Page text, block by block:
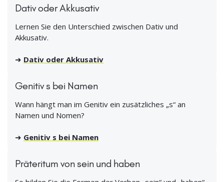
Dativ oder Akkusativ
Lernen Sie den Unterschied zwischen Dativ und
Akkusativ.
➜ Dativ oder Akkusativ
Genitiv s bei Namen
Wann hängt man im Genitiv ein zusätzliches „s“ an
Namen und Nomen?
➜ Genitiv s bei Namen
Präteritum von sein und haben